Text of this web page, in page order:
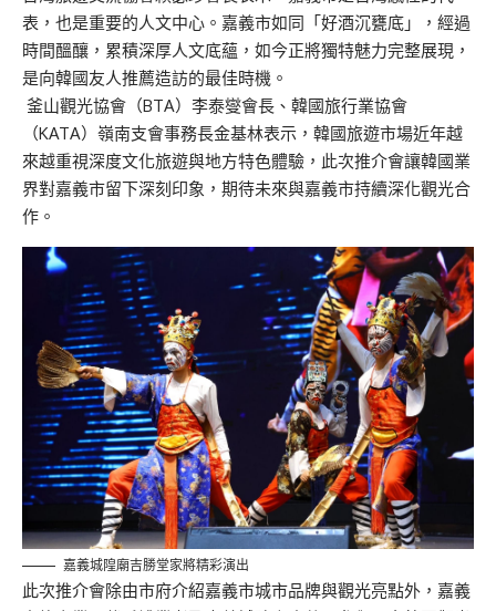
表，也是重要的人文中心。嘉義市如同「好酒沉甕底」，經過
時間醞釀，累積深厚人文底蘊，如今正將獨特魅力完整展現，
是向韓國友人推薦造訪的最佳時機。
釜山觀光協會（BTA）李泰燮會長、韓國旅行業協會
（KATA）嶺南支會事務長金基林表示，韓國旅遊市場近年越
來越重視深度文化旅遊與地方特色體驗，此次推介會讓韓國業
界對嘉義市留下深刻印象，期待未來與嘉義市持續深化觀光合
作。
嘉義城隍廟吉勝堂家將精彩演出
此次推介會除由市府介紹嘉義市城市品牌與觀光亮點外 ，嘉義